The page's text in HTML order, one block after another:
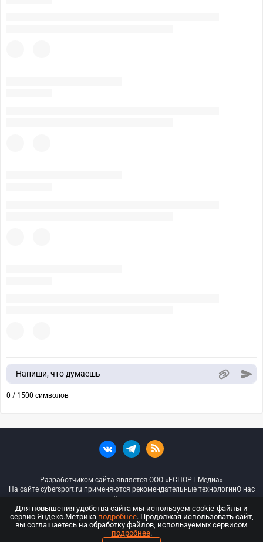
Напиши, что думаешь
0 / 1500 символов
Разработчиком сайта является ООО «ЕСПОРТ Медиа»
На сайте cybersport.ru применяются рекомендательные технологииО нас
Документы
© ООО «Киберспорт.ру» — Все права защищены
18+
Для повышения удобства сайта мы используем cookie-файлы и
сервис Яндекс.Метрика подробнее. Продолжая использовать сайт,
вы соглашаетесь на обработку файлов, используемых сервисом
подробнее.